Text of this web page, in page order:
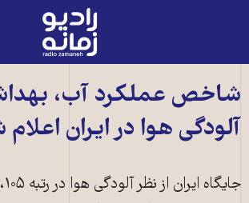
رادیو
زمانه
صفحه
اصلی
شاخص عملکرد آب،
آلودگی هوا در ایران